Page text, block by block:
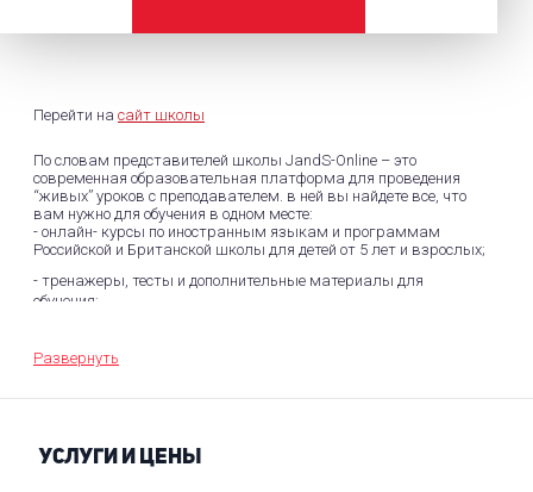
Перейти на сайт школы
По словам представителей школы JandS-Online – это
современная образовательная платформа для проведения
“живых” уроков с преподавателем. в ней вы найдете все, что
вам нужно для обучения в одном месте:
- онлайн- курсы по иностранным языкам и программам
Российской и Британской школы для детей от 5 лет и взрослых;
- тренажеры, тесты и дополнительные материалы для
обучения;
- чат с преподавателем, форумы для общения с
Педагоги прошли подготовку «E-teacher». В отличие от обучения
по записанным видео, на занятиях есть возможность живого
Развернуть
УСЛУГИ И ЦЕНЫ